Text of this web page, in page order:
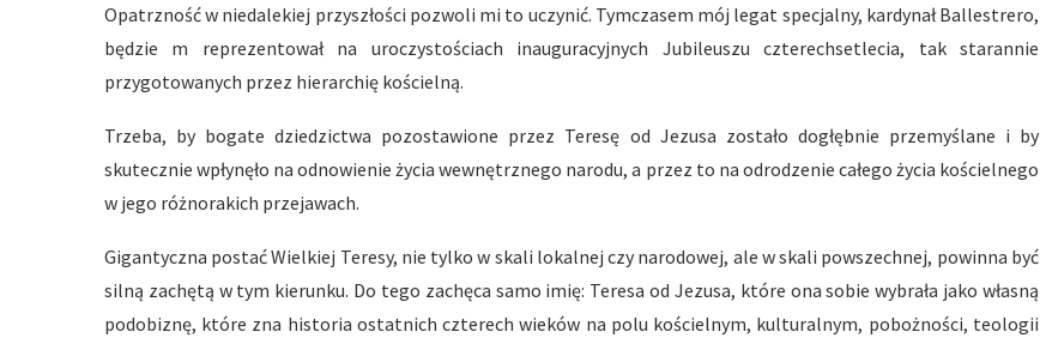
Opatrzność w niedalekiej przyszłości pozwoli mi to uczynić. Tymczasem mój legat specjalny, kardynał Ballestrero,
będzie m reprezentował na uroczystościach inauguracyjnych Jubileuszu czterechsetlecia, tak starannie
przygotowanych przez hierarchię kościelną.
Trzeba, by bogate dziedzictwa pozostawione przez Teresę od Jezusa zostało dogłębnie przemyślane i by
skutecznie wpłynęło na odnowienie życia wewnętrznego narodu, a przez to na odrodzenie całego życia kościelnego
w jego różnorakich przejawach.
Gigantyczna postać Wielkiej Teresy, nie tylko w skali lokalnej czy narodowej, ale w skali powszechnej, powinna być
silną zachętą w tym kierunku. Do tego zachęca samo imię: Teresa od Jezusa, które ona sobie wybrała jako własną
podobiznę, które zna historia ostatnich czterech wieków na polu kościelnym, kulturalnym, pobożności, teologii